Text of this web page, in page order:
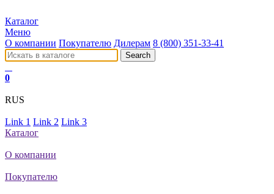
Каталог
Меню
О компании Покупателю Дилерам 8 (800) 351-33-41
0
RUS
Link 1 Link 2 Link 3
Каталог
О компании
Покупателю